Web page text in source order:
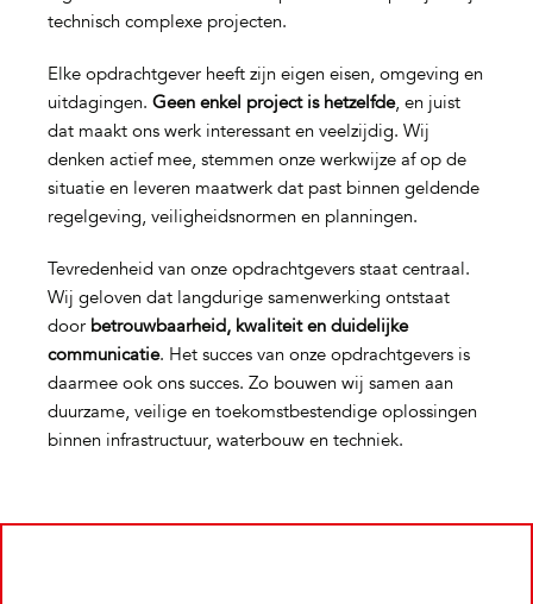
technisch complexe projecten.
Elke opdrachtgever heeft zijn eigen eisen, omgeving en
uitdagingen. Geen enkel project is hetzelfde, en juist
dat maakt ons werk interessant en veelzijdig. Wij
denken actief mee, stemmen onze werkwijze af op de
situatie en leveren maatwerk dat past binnen geldende
regelgeving, veiligheidsnormen en planningen.
Tevredenheid van onze opdrachtgevers staat centraal.
Wij geloven dat langdurige samenwerking ontstaat
door betrouwbaarheid, kwaliteit en duidelijke
communicatie. Het succes van onze opdrachtgevers is
daarmee ook ons succes. Zo bouwen wij samen aan
duurzame, veilige en toekomstbestendige oplossingen
binnen infrastructuur, waterbouw en techniek.